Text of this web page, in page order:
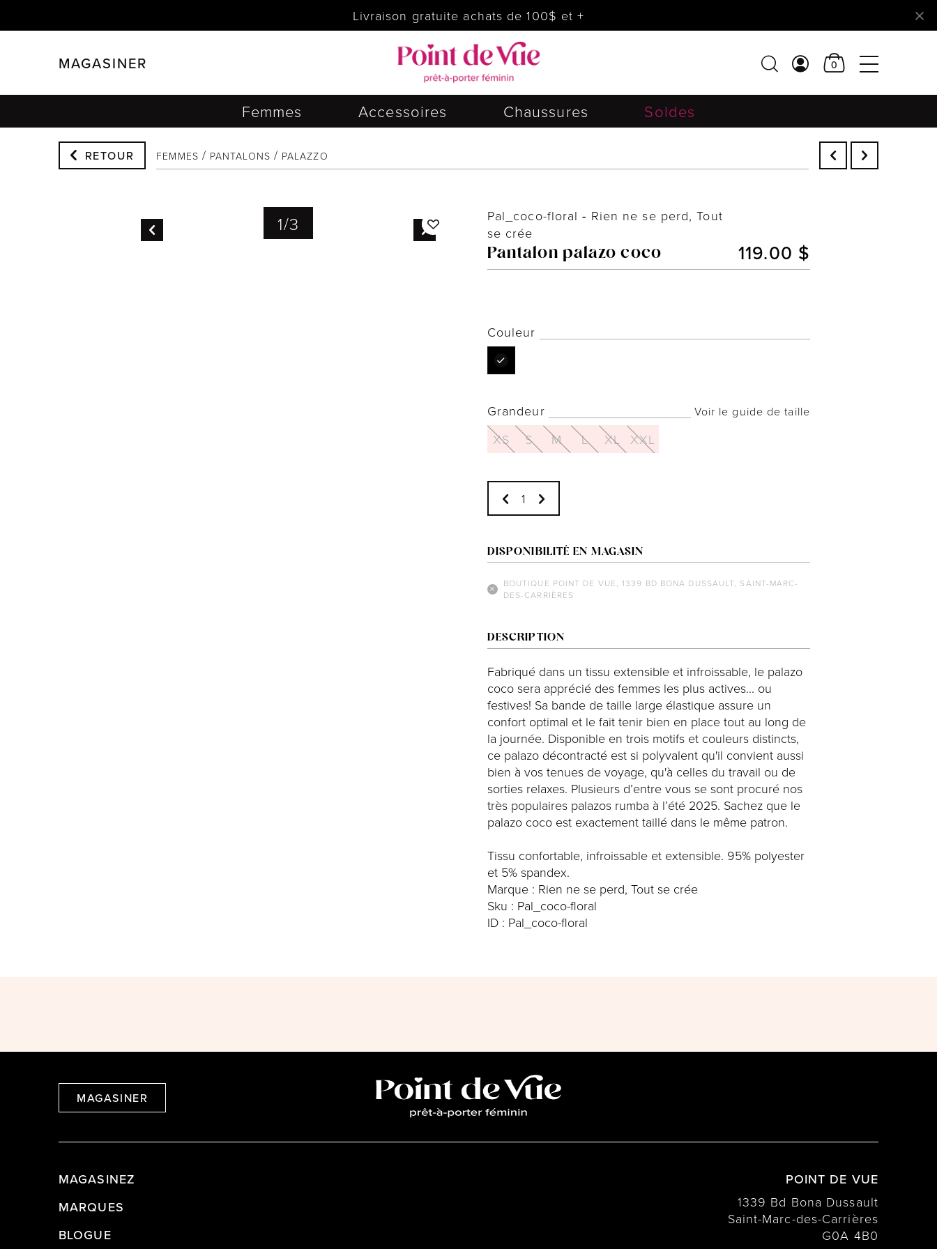
Livraison gratuite achats de 100$ et +
MAGASINER
FILTRER
0
Femmes Accessoires Chaussures Soldes
RETOUR FEMMES PANTALONS PALAZZO
1/3 Pal_coco-floral- Rien ne se perd, Tout
se crée
Pantalon palazo coco 119.00 $
Couleur
Grandeur Voir le guide de taille
XS S M L XL XXL
DISPONIBILITÉ EN MAGASIN
BOUTIQUE POINT DE VUE, 1339 BD BONA DUSSAULT, SAINT-MARC-
DES-CARRIÈRES
DESCRIPTION
Fabriqué dans un tissu extensible et infroissable, le palazo
coco sera apprécié des femmes les plus actives... ou
festives! Sa bande de taille large élastique assure un
confort optimal et le fait tenir bien en place tout au long de
la journée. Disponible en trois motifs et couleurs distincts,
ce palazo décontracté est si polyvalent qu'il convient aussi
bien à vos tenues de voyage, qu'à celles du travail ou de
sorties relaxes. Plusieurs d’entre vous se sont procuré nos
très populaires palazos rumba à l’été 2025. Sachez que le
palazo coco est exactement taillé dans le même patron.
Tissu confortable, infroissable et extensible. 95% polyester
et 5% spandex.
Marque : Rien ne se perd, Tout se crée
Sku : Pal_coco-floral
ID : Pal_coco-floral
MAGASINER
MAGASINEZ
MARQUES
BLOGUE
POINT DE VUE
1339 Bd Bona Dussault
Saint-Marc-des-Carrières
G0A 4B0